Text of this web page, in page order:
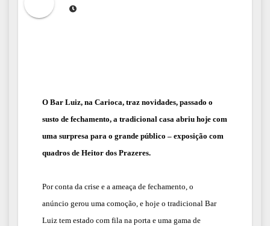
O Bar Luiz, na Carioca, traz novidades, passado o
susto de fechamento, a tradicional casa abriu hoje com
uma surpresa para o grande público – exposição com
quadros de Heitor dos Prazeres.
Por conta da crise e a ameaça de fechamento, o
anúncio gerou uma comoção, e hoje o tradicional Bar
Luiz tem estado com fila na porta e uma gama de